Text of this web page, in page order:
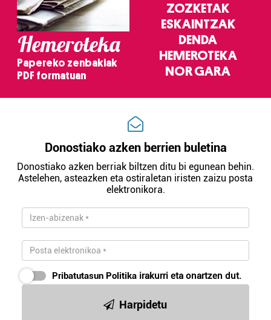
Hemeroteka
Papereko zenbakiak
PDF formatuan
ZOZKETAK
ESKAINTZAK
DENDA
HEMEROTEKA
NOR GARA
Donostiako azken berrien buletina
Donostiako azken berriak biltzen ditu bi egunean behin.
Astelehen, asteazken eta ostiraletan iristen zaizu posta
elektronikora.
Pribatutasun Politika irakurri eta onartzen dut.
Harpidetu